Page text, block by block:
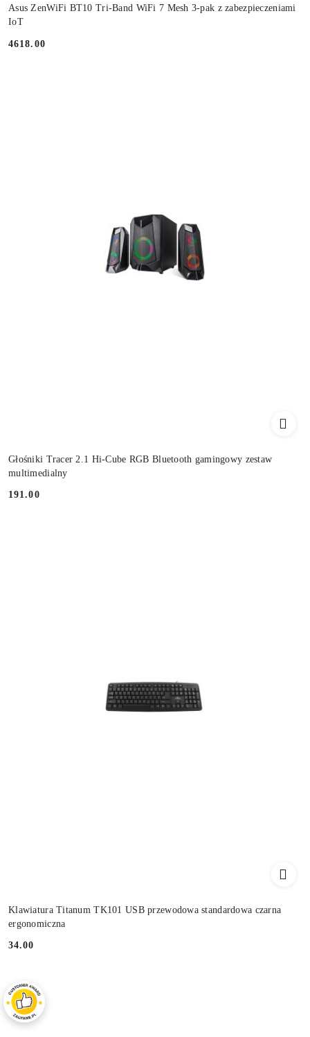
Asus ZenWiFi BT10 Tri-Band WiFi 7 Mesh 3-pak z zabezpieczeniami
IoT
Cena:
4618.00
Głośniki Tracer 2.1 Hi-Cube RGB Bluetooth gamingowy zestaw
multimedialny
Cena:
191.00
Klawiatura Titanum TK101 USB przewodowa standardowa czarna
ergonomiczna
Cena:
34.00